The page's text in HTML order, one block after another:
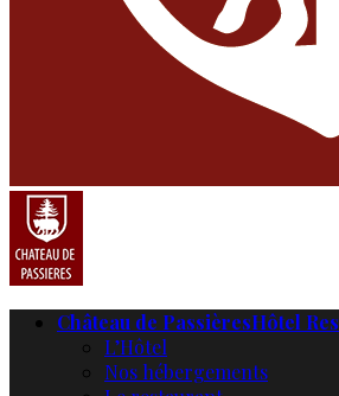
Château de PassièresHôtel
L’Hôtel
Nos hébergements